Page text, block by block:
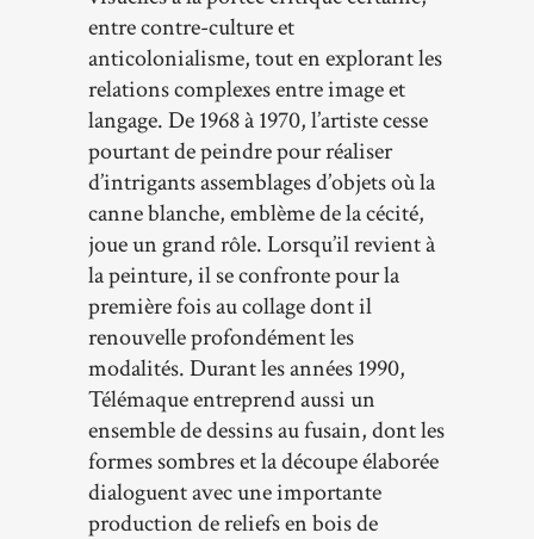
entre contre-culture et
anticolonialisme, tout en explorant les
relations complexes entre image et
langage. De 1968 à 1970, l’artiste cesse
pourtant de peindre pour réaliser
d’intrigants assemblages d’objets où la
canne blanche, emblème de la cécité,
joue un grand rôle. Lorsqu’il revient à
la peinture, il se confronte pour la
première fois au collage dont il
renouvelle profondément les
modalités. Durant les années 1990,
Télémaque entreprend aussi un
ensemble de dessins au fusain, dont les
formes sombres et la découpe élaborée
dialoguent avec une importante
production de reliefs en bois de